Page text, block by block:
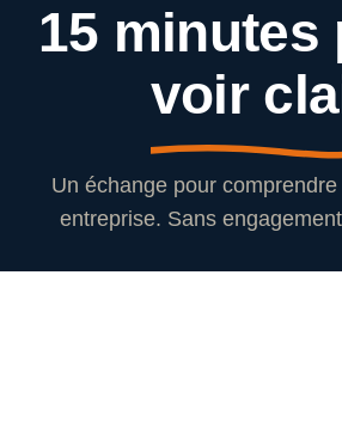
15 minutes
voir
Un échange pour
entreprise. Sans